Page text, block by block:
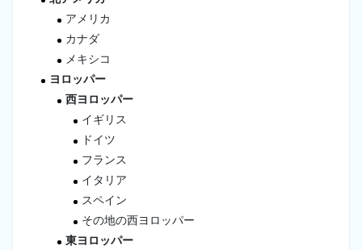
アメリカ
カナダ
メキシコ
ヨロッパー
西ヨロッパー
イギリス
ドイツ
フランス
イタリア
スペイン
その地の西ヨロッパー
東ヨロッパー